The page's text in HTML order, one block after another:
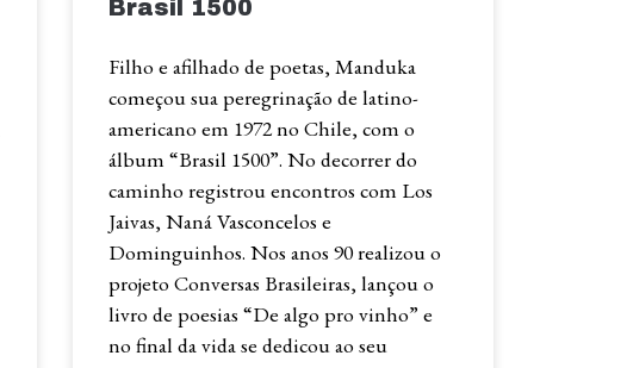
Brasil 1500
Filho e afilhado de poetas, Manduka
começou sua peregrinação de latino-
americano em 1972 no Chile, com o
álbum “Brasil 1500”. No decorrer do
caminho registrou encontros com Los
Jaivas, Naná Vasconcelos e
Dominguinhos. Nos anos 90 realizou o
projeto Conversas Brasileiras, lançou o
livro de poesias “De algo pro vinho” e
no final da vida se dedicou ao seu